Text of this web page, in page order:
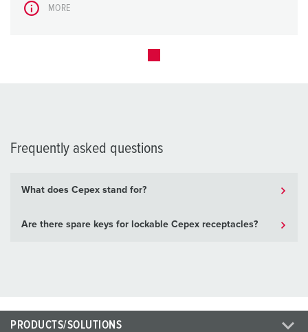
MORE
Frequently asked questions
What does Cepex stand for?
Are there spare keys for lockable Cepex receptacles?
PRODUCTS/SOLUTIONS